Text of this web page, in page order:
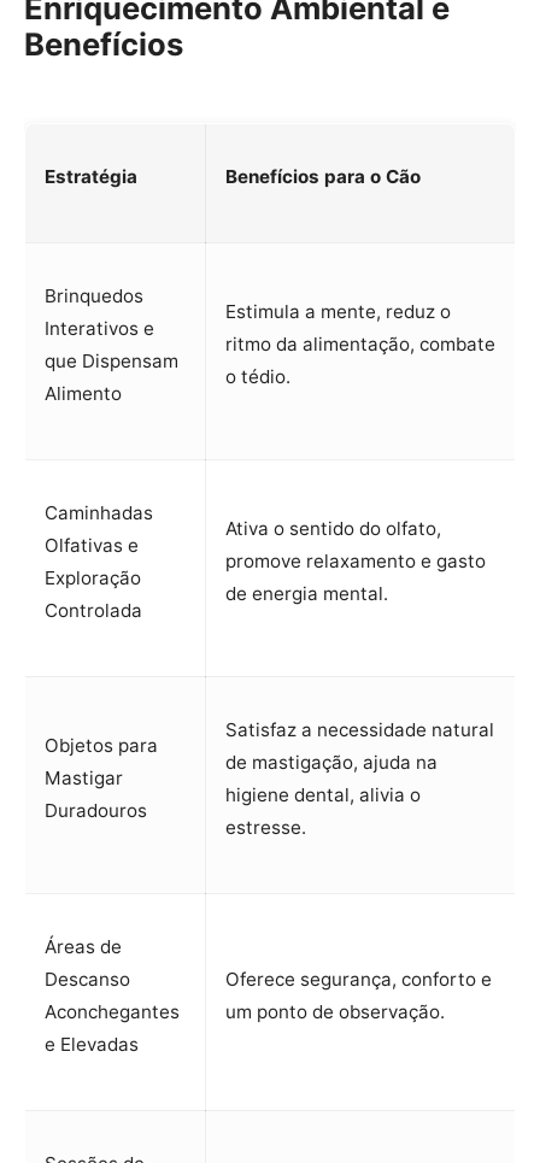
Enriquecimento Ambiental e
Benefícios
Estratégia Benefícios para o Cão
Brinquedos
Interativos e
que Dispensam
Alimento
Estimula a mente, reduz o
ritmo da alimentação, combate
o tédio.
Caminhadas
Olfativas e
Exploração
Controlada
Ativa o sentido do olfato,
promove relaxamento e gasto
de energia mental.
Objetos para
Mastigar
Duradouros
Satisfaz a necessidade natural
de mastigação, ajuda na
higiene dental, alivia o
estresse.
Áreas de
Descanso
Aconchegantes
e Elevadas
Oferece segurança, conforto e
um ponto de observação.